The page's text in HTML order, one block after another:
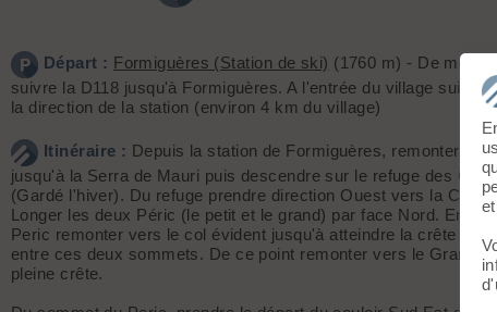
Départ : Formiguères (Station de ski) (1760 m) - De mont
suivre la D118 jusqu'à Formiguères. A l'entrée du village suivre
la direction de la station (environ 4 km du village)
Itinéraire : Depuis la station de Formiguères, remonter les
jusqu'à la Serra de Mauri puis descendre sur le refuge des
(Gardé l'hiver). Du refuge prendre direction Ouest vers la
Longer les deux Péric (le petit et le grand) par face Nord. Entre
Peric remonter vers le col évident jusqu'à atteindre la crête de
entre ces deux sommets. De ce point remonter vers le Grand
pleine crête.